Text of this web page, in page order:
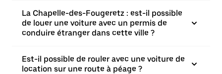
La Chapelle-des-Fougeretz : est-il possible
de louer une voiture avec un permis de
conduire étranger dans cette ville ?
Est-il possible de rouler avec une voiture de
location sur une route à péage ?